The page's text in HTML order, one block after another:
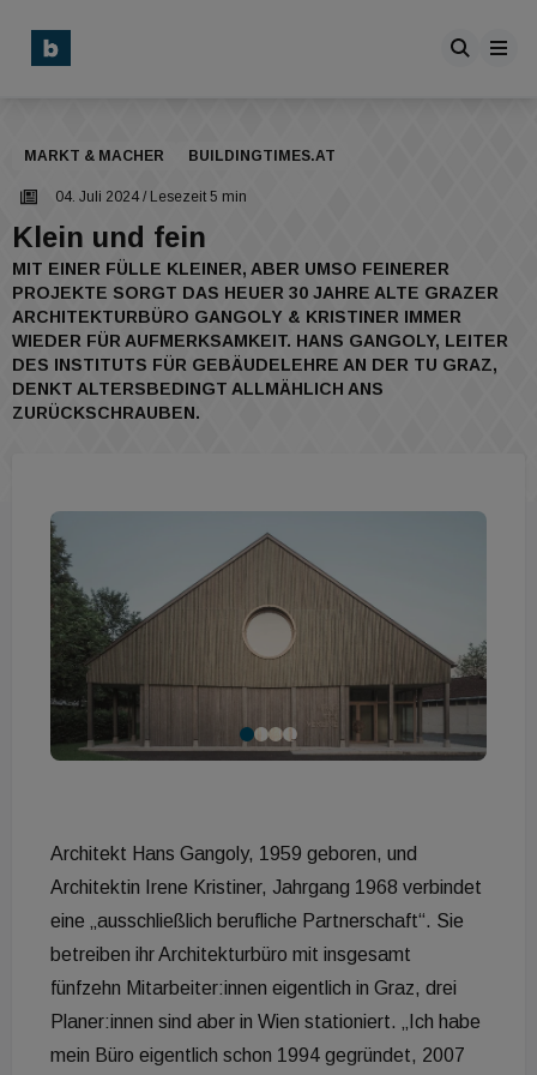
MARKT & MACHER BUILDINGTIMES.AT
04. Juli 2024 / Lesezeit 5 min
Klein und fein
MIT EINER FÜLLE KLEINER, ABER UMSO FEINERER
PROJEKTE SORGT DAS HEUER 30 JAHRE ALTE GRAZER
ARCHITEKTURBÜRO GANGOLY & KRISTINER IMMER
WIEDER FÜR AUFMERKSAMKEIT. HANS GANGOLY, LEITER
DES INSTITUTS FÜR GEBÄUDELEHRE AN DER TU GRAZ,
DENKT ALTERSBEDINGT ALLMÄHLICH ANS
ZURÜCKSCHRAUBEN.
Architekt Hans Gangoly, 1959 geboren, und
Architektin Irene Kristiner, Jahrgang 1968 verbindet
eine „ausschließlich berufliche Partnerschaft“. Sie
betreiben ihr Architekturbüro mit insgesamt
fünfzehn Mitarbeiter:innen eigentlich in Graz, drei
Planer:innen sind aber in Wien stationiert. „Ich habe
mein Büro eigentlich schon 1994 gegründet, 2007